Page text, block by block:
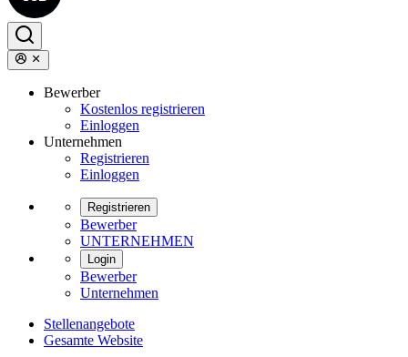
Bewerber
Kostenlos registrieren
Einloggen
Unternehmen
Registrieren
Einloggen
Registrieren
Bewerber
UNTERNEHMEN
Login
Bewerber
Unternehmen
Stellenangebote
Gesamte Website